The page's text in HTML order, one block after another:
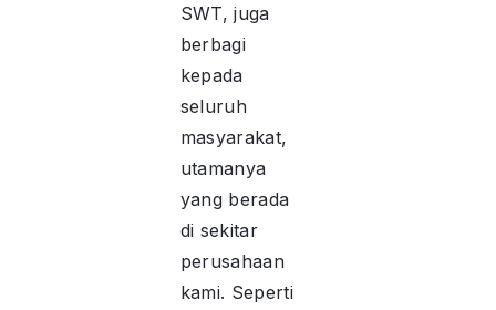
SWT, juga
berbagi
kepada
seluruh
masyarakat,
utamanya
yang berada
di sekitar
perusahaan
kami. Seperti